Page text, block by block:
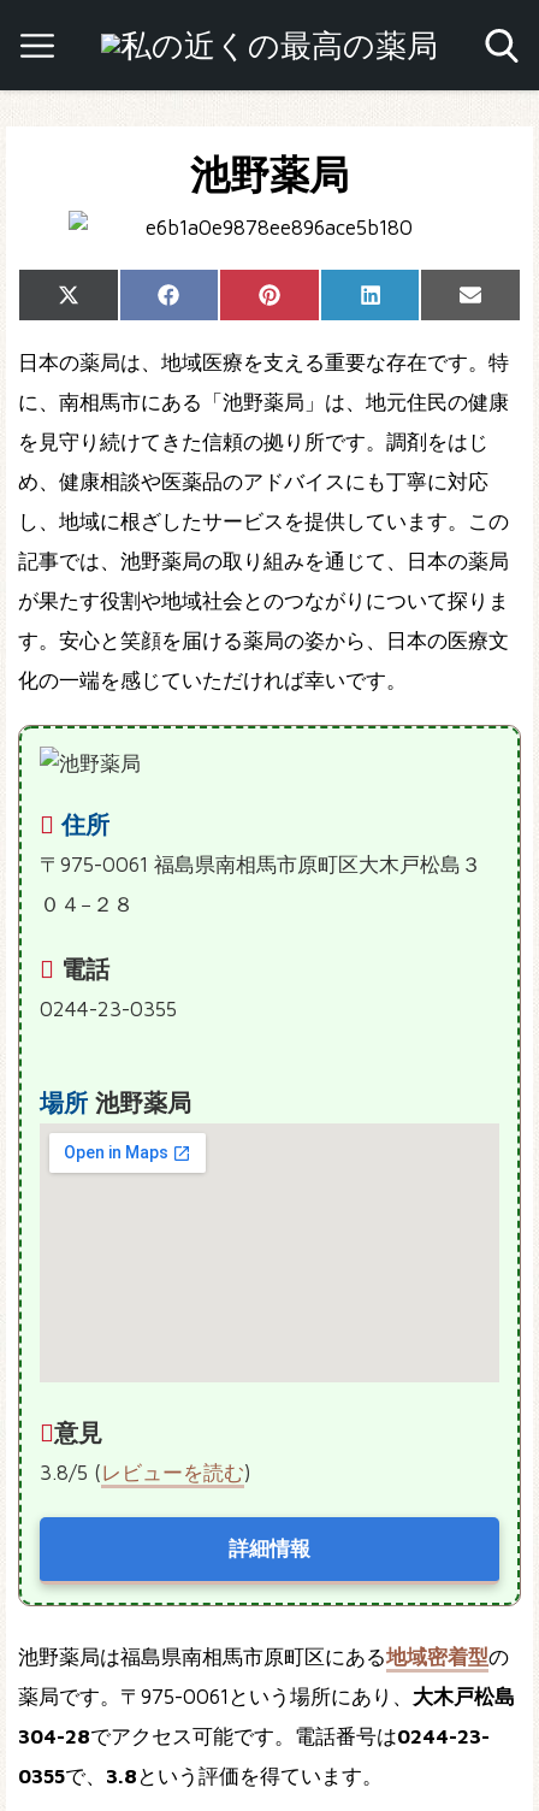
池野薬局
Share
on
X
(Twitter)
Share
on
Facebook Share
on
Pinterest Share
on
LinkedIn
Share
on
Email
日本の薬局は、地域医療を支える重要な存在です。特
に、南相馬市にある「池野薬局」は、地元住民の健康
を見守り続けてきた信頼の拠り所です。調剤をはじ
め、健康相談や医薬品のアドバイスにも丁寧に対応
し、地域に根ざしたサービスを提供しています。この
記事では、池野薬局の取り組みを通じて、日本の薬局
が果たす役割や地域社会とのつながりについて探りま
す。安心と笑顔を届ける薬局の姿から、日本の医療文
化の一端を感じていただければ幸いです。
住所
〒975-0061 福島県南相馬市原町区大木戸松島３
０４−２８
電話
0244-23-0355
場所 池野薬局
意見
3.8/5 (レビューを読む)
詳細情報
池野薬局は福島県南相馬市原町区にある地域密着型の
薬局です。〒975-0061という場所にあり、 大木戸松島
304-28でアクセス可能です。電話番号は0244-23-
0355で、 3.8 という評価を得ています。